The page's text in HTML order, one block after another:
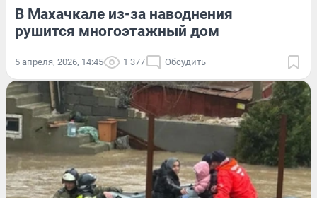
В Махачкале из-за наводнения
рушится многоэтажный дом
5 апреля, 2026, 14:45 1 377 Обсудить